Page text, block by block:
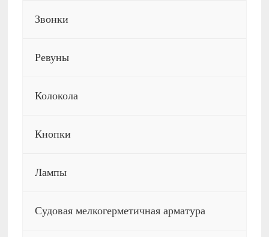
Звонки
Ревуны
Колокола
Кнопки
Лампы
Судовая мелкогерметичная арматура